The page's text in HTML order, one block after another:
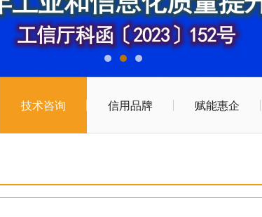
技术咨询 信用品牌 赋能惠企